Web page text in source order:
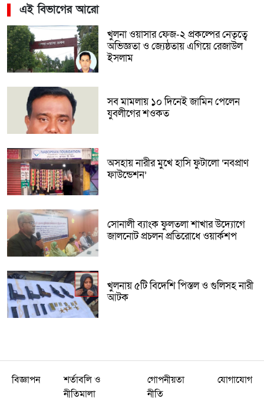
এই বিভাগের আরো
খুলনা ওয়াসার ফেজ-২ প্রকল্পের নেতৃত্বে
অভিজ্ঞতা ও জ্যেষ্ঠতায় এগিয়ে রেজাউল
ইসলাম
সব মামলায় ১০ দিনেই জামিন পেলেন
যুবলীগের শওকত
অসহায় নারীর মুখে হাসি ফুটালো ‘নবপ্রাণ
ফাউন্ডেশন’
সোনালী ব্যাংক ফুলতলা শাখার উদ্যোগে
জালনোট প্রচলন প্রতিরোধে ওয়ার্কশপ
খুলনায় ৫টি বিদেশি পিস্তল ও গুলিসহ নারী
আটক
বিজ্ঞাপন
শর্তাবলি ও
নীতিমালা
গোপনীয়তা
নীতি
যোগাযোগ